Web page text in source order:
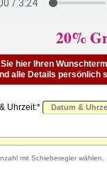
20%
hier Ihren
alle Details persönlich
Uhrzeit:*
mit Schieberegler wählen.